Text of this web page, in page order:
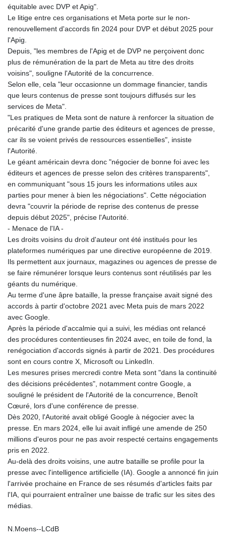
LTL 3.402172
LVL 0.696959
MAD 10.770417
MDL 20.085595
MGA 4963.135313
MKD 61.539077
MMK 2419.122624
MOP 9.327593
MRU 46.278586
MUR 54.234774
MWK 2001.657877
MXN 19.815707
MYR 4.711847
MZN 73.643798
NAD 18.828807
NGN 1572.383836
NOK 10.994271
NPR 175.774208
NZD 1.965005
OMR 0.443012
PEN 3.901993
PGK 5.100167
PKR 320.48031
PLN 4.301477
PYG 6866.570722
QAR 4.219619
RON 5.253604
RSD 117.32364
RUB 95.632926
RWF 1695.78791
SAR 4.324641
SBD 9.29642
SCR 16.957784
SEK 10.960211
SGD 1.477431
SLE 28.354688
SOS 659.750917
équitable avec DVP et Apig".
Le litige entre ces organisations et Meta porte sur le non-
renouvellement d'accords fin 2024 pour DVP et début 2025 pour
l'Apig.
Depuis, "les membres de l'Apig et de DVP ne perçoivent donc
plus de rémunération de la part de Meta au titre des droits
voisins", souligne l'Autorité de la concurrence.
Selon elle, cela "leur occasionne un dommage financier, tandis
que leurs contenus de presse sont toujours diffusés sur les
services de Meta".
"Les pratiques de Meta sont de nature à renforcer la situation de
précarité d'une grande partie des éditeurs et agences de presse,
car ils se voient privés de ressources essentielles", insiste
l'Autorité.
Le géant américain devra donc "négocier de bonne foi avec les
éditeurs et agences de presse selon des critères transparents",
en communiquant "sous 15 jours les informations utiles aux
parties pour mener à bien les négociations". Cette négociation
devra "couvrir la période de reprise des contenus de presse
depuis début 2025", précise l'Autorité.
- Menace de l'IA -
Les droits voisins du droit d'auteur ont été institués pour les
plateformes numériques par une directive européenne de 2019.
Ils permettent aux journaux, magazines ou agences de presse de
se faire rémunérer lorsque leurs contenus sont réutilisés par les
géants du numérique.
Au terme d'une âpre bataille, la presse française avait signé des
accords à partir d'octobre 2021 avec Meta puis de mars 2022
avec Google.
Après la période d'accalmie qui a suivi, les médias ont relancé
des procédures contentieuses fin 2024 avec, en toile de fond, la
renégociation d'accords signés à partir de 2021. Des procédures
sont en cours contre X, Microsoft ou LinkedIn.
Les mesures prises mercredi contre Meta sont "dans la continuité
des décisions précédentes", notamment contre Google, a
souligné le président de l'Autorité de la concurrence, Benoît
Cœuré, lors d'une conférence de presse.
Dès 2020, l'Autorité avait obligé Google à négocier avec la
presse. En mars 2024, elle lui avait infligé une amende de 250
millions d'euros pour ne pas avoir respecté certains engagements
pris en 2022.
Au-delà des droits voisins, une autre bataille se profile pour la
presse avec l'intelligence artificielle (IA). Google a annoncé fin juin
l'arrivée prochaine en France de ses résumés d'articles faits par
l'IA, qui pourraient entraîner une baisse de trafic sur les sites des
médias.
N.Moens--LCdB